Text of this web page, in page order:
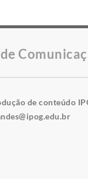
de conteúdo